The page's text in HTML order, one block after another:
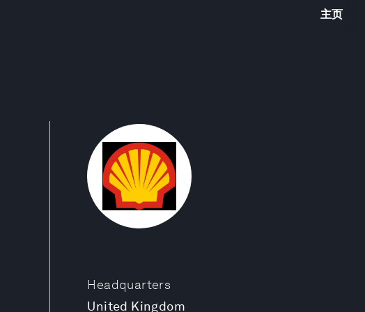
主页
Headquarters
United Kingdom